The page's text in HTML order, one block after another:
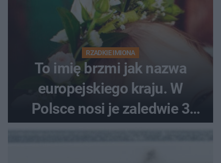
RZADKIE IMIONA
To imię brzmi jak nazwa
europejskiego kraju. W
Polsce nosi je zaledwie 3
kobiety